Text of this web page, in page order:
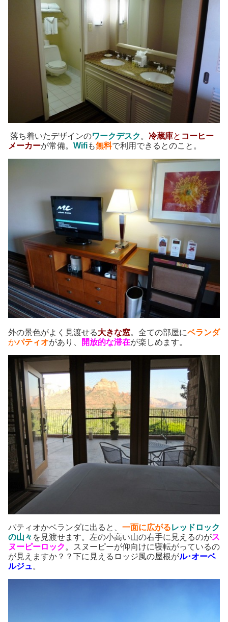
落ち着いたデザインのワークデスク 。 冷蔵庫と コーヒー
メーカーが常備。 Wifiも無料で利用できるとのこと。
外の景色がよく見渡せる大きな窓。全ての部屋にベランダ
かパティオがあり、 開放的な滞在が楽しめます。
パティオかベランダに出ると、 一面に広がるレッドロック
の山々 を見渡せます。左の小高い山の右手に見えるのがス
ヌーピーロック 。スヌーピーが仰向けに寝転がっているの
が見えますか？？下に見えるロッジ風の屋根がル･オーベ
ルジュ。